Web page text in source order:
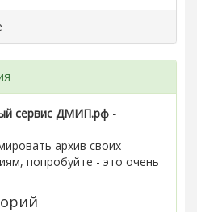
сервис ДМИП.рф -
архив своих
попробуйте - это очень